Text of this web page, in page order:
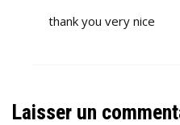
thank you very nice
Laisser un